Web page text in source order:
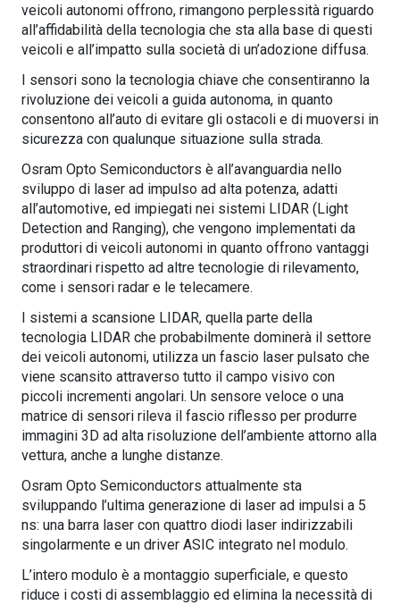
veicoli autonomi offrono, rimangono perplessità riguardo
all’affidabilità della tecnologia che sta alla base di questi
veicoli e all’impatto sulla società di un’adozione diffusa.
I sensori sono la tecnologia chiave che consentiranno la
rivoluzione dei veicoli a guida autonoma, in quanto
consentono all’auto di evitare gli ostacoli e di muoversi in
sicurezza con qualunque situazione sulla strada.
Osram Opto Semiconductors è all’avanguardia nello
sviluppo di laser ad impulso ad alta potenza, adatti
all’automotive, ed impiegati nei sistemi LIDAR (Light
Detection and Ranging), che vengono implementati da
produttori di veicoli autonomi in quanto offrono vantaggi
straordinari rispetto ad altre tecnologie di rilevamento,
come i sensori radar e le telecamere.
I sistemi a scansione LIDAR, quella parte della
tecnologia LIDAR che probabilmente dominerà il settore
dei veicoli autonomi, utilizza un fascio laser pulsato che
viene scansito attraverso tutto il campo visivo con
piccoli incrementi angolari. Un sensore veloce o una
matrice di sensori rileva il fascio riflesso per produrre
immagini 3D ad alta risoluzione dell’ambiente attorno alla
vettura, anche a lunghe distanze.
Osram Opto Semiconductors attualmente sta
sviluppando l’ultima generazione di laser ad impulsi a 5
ns: una barra laser con quattro diodi laser indirizzabili
singolarmente e un driver ASIC integrato nel modulo.
L’intero modulo è a montaggio superficiale, e questo
riduce i costi di assemblaggio ed elimina la necessità di